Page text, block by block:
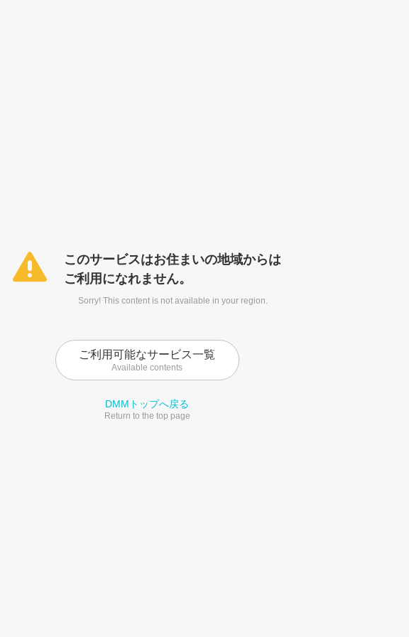
このサービスはお住まいの地域からは
ご利用になれません。
Sorry! This content is not available in your region.
ご利用可能なサービス一覧
Available contents
DMMトップへ戻る
Return to the top page